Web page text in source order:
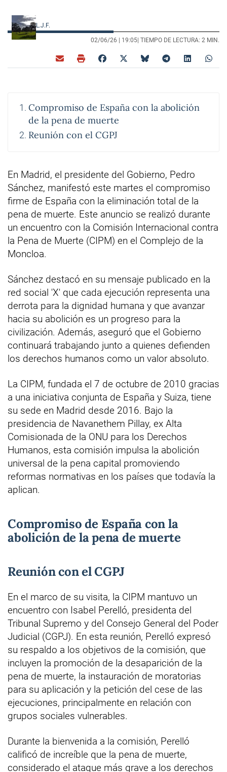
L.J.F.
02/06/26 | 19:05 | TIEMPO DE LECTURA: 2 MIN.
Compromiso de España con la abolición
de la pena de muerte
Reunión con el CGPJ
En Madrid, el presidente del Gobierno, Pedro
Sánchez, manifestó este martes el compromiso
firme de España con la eliminación total de la
pena de muerte. Este anuncio se realizó durante
un encuentro con la Comisión Internacional contra
la Pena de Muerte (CIPM) en el Complejo de la
Moncloa.
Sánchez destacó en su mensaje publicado en la
red social 'X' que cada ejecución representa una
derrota para la dignidad humana y que avanzar
hacia su abolición es un progreso para la
civilización. Además, aseguró que el Gobierno
continuará trabajando junto a quienes defienden
los derechos humanos como un valor absoluto.
La CIPM, fundada el 7 de octubre de 2010 gracias
a una iniciativa conjunta de España y Suiza, tiene
su sede en Madrid desde 2016. Bajo la
presidencia de Navanethem Pillay, ex Alta
Comisionada de la ONU para los Derechos
Humanos, esta comisión impulsa la abolición
universal de la pena capital promoviendo
reformas normativas en los países que todavía la
aplican.
Compromiso de España con la
abolición de la pena de muerte
Reunión con el CGPJ
En el marco de su visita, la CIPM mantuvo un
encuentro con Isabel Perelló, presidenta del
Tribunal Supremo y del Consejo General del Poder
Judicial (CGPJ). En esta reunión, Perelló expresó
su respaldo a los objetivos de la comisión, que
incluyen la promoción de la desaparición de la
pena de muerte, la instauración de moratorias
para su aplicación y la petición del cese de las
ejecuciones, principalmente en relación con
grupos sociales vulnerables.
Durante la bienvenida a la comisión, Perelló
calificó de increíble que la pena de muerte,
considerado el ataque más grave a los derechos